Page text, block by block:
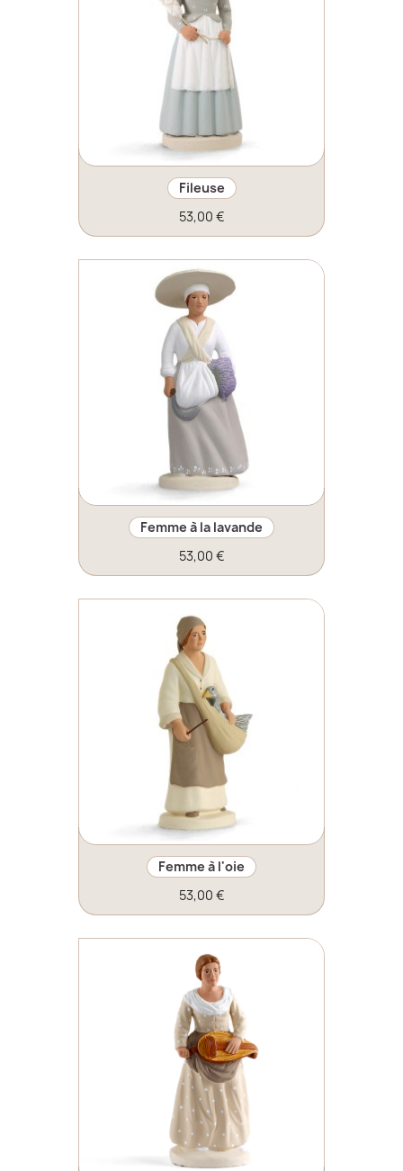
Fileuse
53,00 €
Femme à la lavande
53,00 €
Femme à l'oie
53,00 €